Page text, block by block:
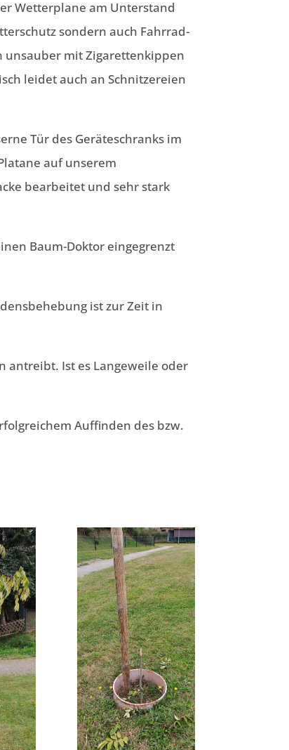
Wetterplane am Unterstand
sondern auch Fahrrad-
unsauber mit Zigarettenkippen
leidet auch an Schnitzereien
Tür des Geräteschranks im
auf unserem
bearbeitet und sehr stark
Baum-Doktor eingegrenzt
ist zur Zeit in
antreibt. Ist es Langeweile oder
Auffinden des bzw.